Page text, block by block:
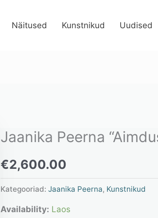
Näitused Kunstnikud Uudised
Jaanika Peerna
€2,600.00
Kategooriad: Jaanika Peerna, Kunstnikud
Availability: Laos
Jaanika
“Aimdus
no
9”
kogus